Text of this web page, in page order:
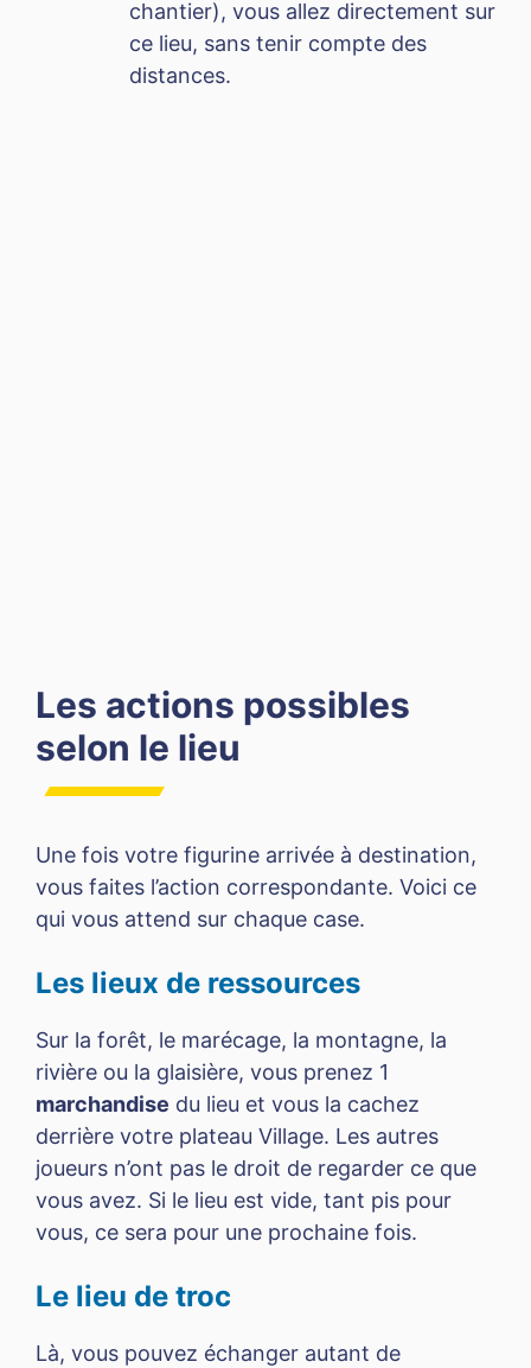
chantier), vous allez directement sur
ce lieu, sans tenir compte des
distances.
Les actions possibles
selon le lieu
Une fois votre figurine arrivée à destination,
vous faites l’action correspondante. Voici ce
qui vous attend sur chaque case.
Les lieux de ressources
Sur la forêt, le marécage, la montagne, la
rivière ou la glaisière, vous prenez 1
marchandise du lieu et vous la cachez
derrière votre plateau Village. Les autres
joueurs n’ont pas le droit de regarder ce que
vous avez. Si le lieu est vide, tant pis pour
vous, ce sera pour une prochaine fois.
Le lieu de troc
Là, vous pouvez échanger autant de